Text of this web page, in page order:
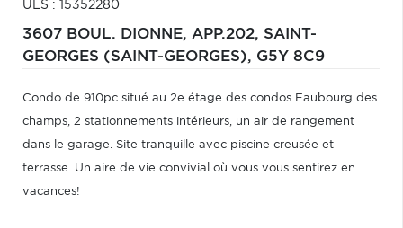
ULS : 15352280
3607 BOUL. DIONNE, APP.202, SAINT-
GEORGES (SAINT-GEORGES), G5Y 8C9
Condo de 910pc situé au 2e étage des condos Faubourg des
champs, 2 stationnements intérieurs, un air de rangement
dans le garage. Site tranquille avec piscine creusée et
terrasse. Un aire de vie convivial où vous vous sentirez en
vacances!